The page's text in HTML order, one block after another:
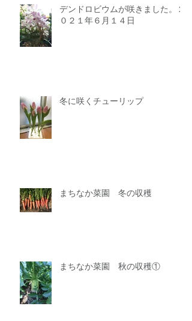
デンドロビウムが咲きました。２
０２１年６月１４日
冬に咲くチューリップ
まちなか菜園 冬の収穫
まちなか菜園 秋の収穫①